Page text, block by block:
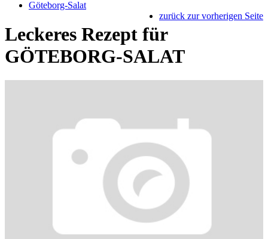
Göteborg-Salat
zurück zur vorherigen Seite
Leckeres Rezept für
GÖTEBORG-SALAT